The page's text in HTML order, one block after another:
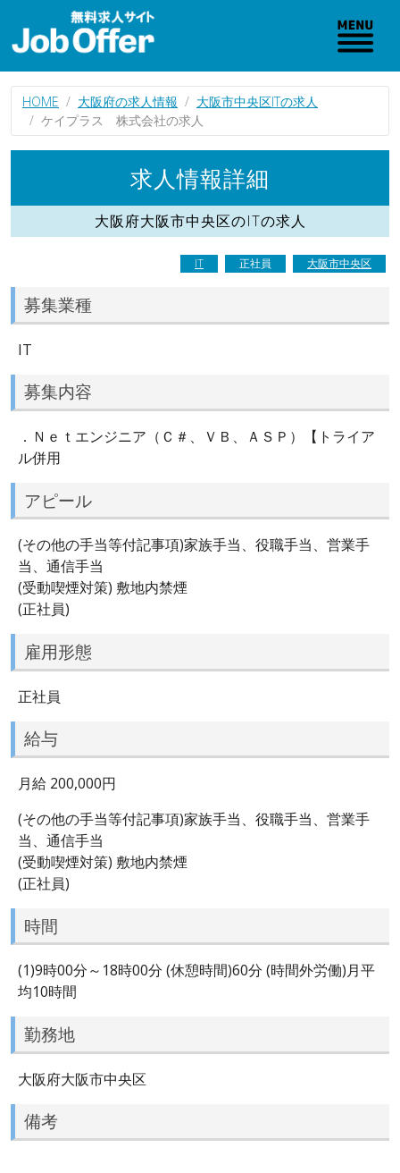
HOME 大阪府の求人情報
大阪市中央区ITの求人
ケイプラス 株式会社の求人
求人情報詳細
大阪府大阪市中央区のITの求人
IT 正社員 大阪市中央区
募集業種
IT
募集内容
．Ｎｅｔエンジニア（Ｃ＃、ＶＢ、ＡＳＰ）【トライア
ル併用
アピール
(その他の手当等付記事項)家族手当、役職手当、営業手
当、通信手当
(受動喫煙対策) 敷地内禁煙
(正社員)
雇用形態
正社員
給与
月給 200,000円
(その他の手当等付記事項)家族手当、役職手当、営業手
当、通信手当
(受動喫煙対策) 敷地内禁煙
(正社員)
時間
(1)9時00分～18時00分 (休憩時間)60分 (時間外労働)月平
均10時間
勤務地
大阪府大阪市中央区
備考